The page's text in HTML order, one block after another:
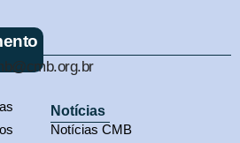
Notícias
Notícias CMB